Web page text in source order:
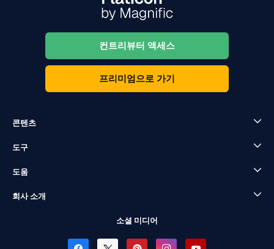
컨트리뷰터 액세스
프리미엄으로 가기
콘텐츠
도구
도움
회사 소개
소셜 미디어